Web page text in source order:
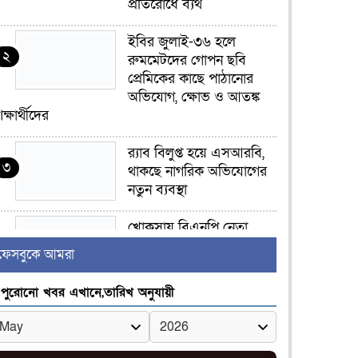
প্রতিরোধে ব্যর্থ
২
ইবির জুলাই-৩৬ হলে
রুমমেটদের গোপন ছবি
প্রেমিকের কাছে পাঠানোর
অভিযোগ, ক্ষোভ ও আতঙ্ক
৩
র‍্যাব বিলুপ্ত হয়ে এসআরবি,
থাকছে নাগরিক অভিযোগের
নতুন ব্যবস্থা
৪
খোকসায় বিএনপি নেতা
৫
সাঈদীর ছবিতে জুতা
নিক্ষেপকারীরা ‘জারজ
সন্তান’: আমির হামজা
আমরা
পুরোনো খবর এখানে,তারিখ অনুযায়ী